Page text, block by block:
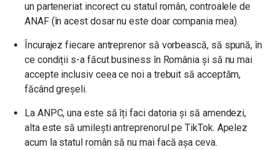
un parteneriat incorect cu statul român, controalele de
ANAF (în acest dosar nu este doar compania mea).
Încurajez fiecare antreprenor să vorbească, să spună, în
ce condiții s-a făcut business în România și să nu mai
accepte inclusiv ceea ce noi a trebuit să acceptăm,
făcând greșeli.
La ANPC, una este să îți faci datoria și să amendezi,
alta este să umilești antreprenorul pe TikTok. Apelez
acum la statul român să nu mai facă așa ceva.